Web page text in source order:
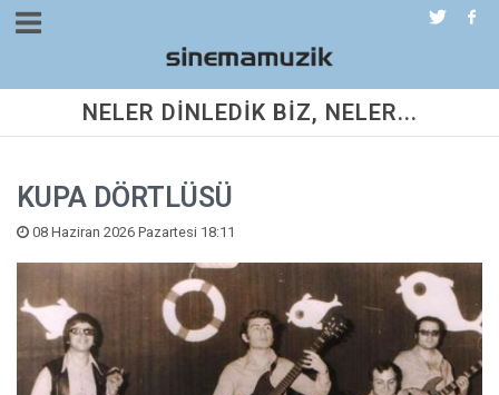
NELER DİNLEDİK BİZ, NELER...
KUPA DÖRTLÜSÜ
08 Haziran 2026 Pazartesi 18:11